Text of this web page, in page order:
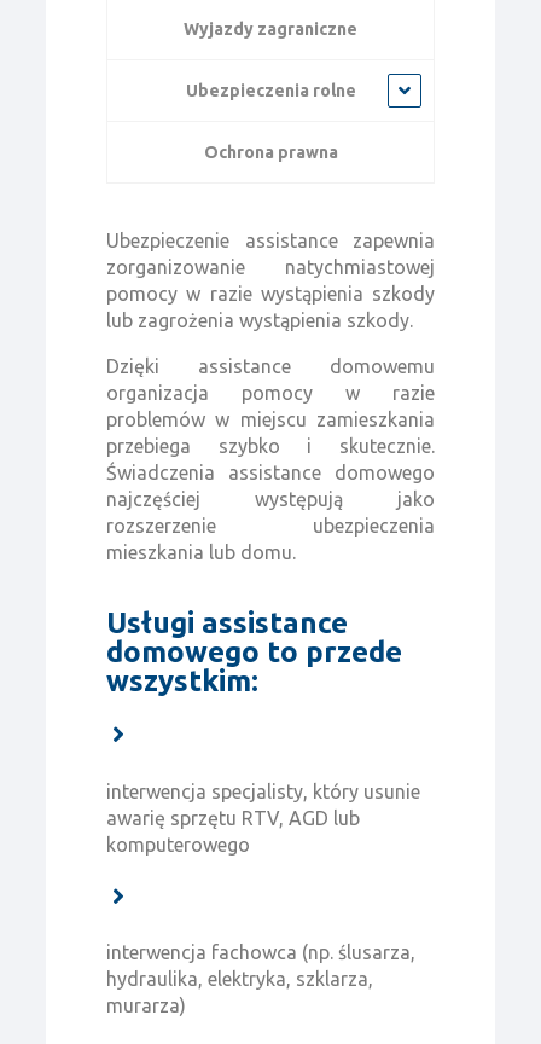
Wyjazdy zagraniczne
Ubezpieczenia rolne
Ochrona prawna
Ubezpieczenie assistance zapewnia
zorganizowanie natychmiastowej
pomocy w razie wystąpienia szkody
lub zagrożenia wystąpienia szkody.
Dzięki assistance domowemu
organizacja pomocy w razie
problemów w miejscu zamieszkania
przebiega szybko i skutecznie.
Świadczenia assistance domowego
najczęściej występują jako
rozszerzenie ubezpieczenia
mieszkania lub domu.
Usługi assistance
domowego to przede
wszystkim:
interwencja specjalisty, który usunie
awarię sprzętu RTV, AGD lub
komputerowego
interwencja fachowca (np. ślusarza,
hydraulika, elektryka, szklarza,
murarza)